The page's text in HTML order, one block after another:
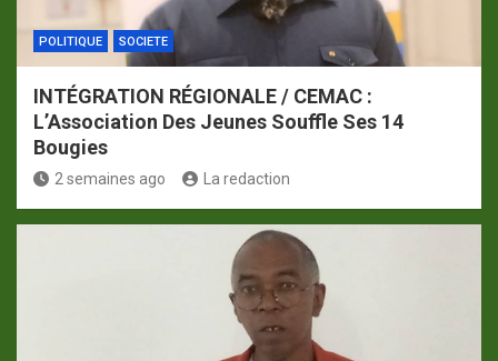
POLITIQUE SOCIETE
INTÉGRATION RÉGIONALE / CEMAC :
L’Association Des Jeunes Souffle Ses 14
Bougies
2 semaines ago La redaction